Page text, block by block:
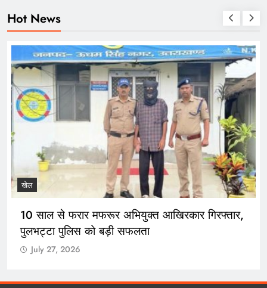
Hot News
काशीपुर
काशीपुर में श्रद्धा और भक्ति के साथ मनाया गया गुरु
पूर्णिमा महोत्सव, योग साधकों ने किया शानदार प्रदर्शन
July 27, 2026